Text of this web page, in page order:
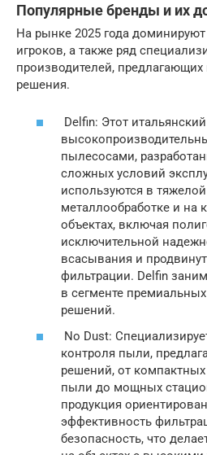
Популярные бренды и их
На рынке 2025 года
игроков, а также ряд
производителей,
решения.
Delfin: Этот
пылесосами,
сложных условий
используются в
металлообработке и на
объектах, включая
исключительной
всасывания и
фильтрации. Delfin
в сегменте
решений.
No Dust:
контроля пыли,
решений, от
пыли до мощных
продукция
эффективность
безопасность, что